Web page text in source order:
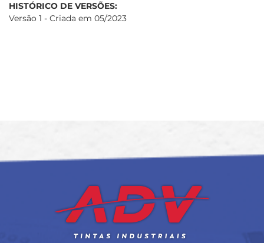
HISTÓRICO DE VERSÕES:
Versão 1 - Criada em 05/2023